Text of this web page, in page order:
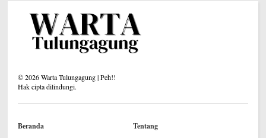
©2026Warta Tulungagung | Peh!!
Hak cipta dilindungi.
Beranda Tentang